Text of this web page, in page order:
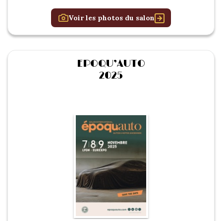
Voir les photos du salon
EPOQU’AUTO
2025